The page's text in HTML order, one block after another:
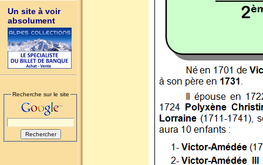
Un site à voir
absolument
Recherche sur le site